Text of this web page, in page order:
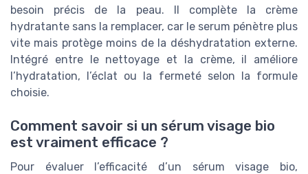
besoin précis de la peau. Il complète la crème
hydratante sans la remplacer, car le serum pénètre plus
vite mais protège moins de la déshydratation externe.
Intégré entre le nettoyage et la crème, il améliore
l’hydratation, l’éclat ou la fermeté selon la formule
choisie.
Comment savoir si un sérum visage bio
est vraiment efficace ?
Pour évaluer l’efficacité d’un sérum visage bio,